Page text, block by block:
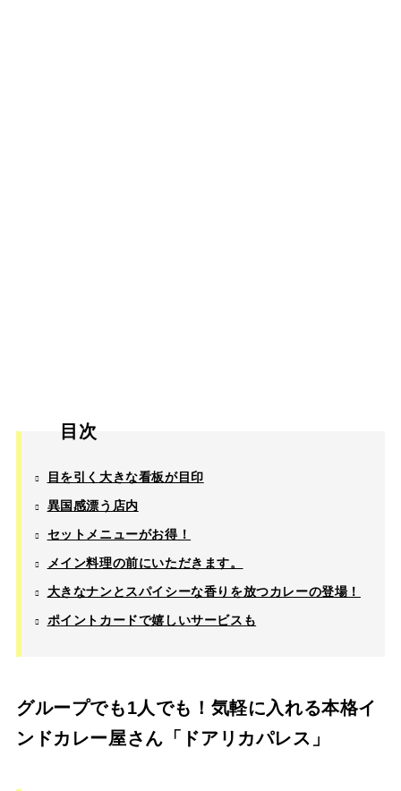
目次
目を引く大きな看板が目印
異国感漂う店内
セットメニューがお得！
メイン料理の前にいただきます。
大きなナンとスパイシーな香りを放つカレーの登場！
ポイントカードで嬉しいサービスも
グループでも1人でも！気軽に入れる本格イ
ンドカレー屋さん「ドアリカパレス」